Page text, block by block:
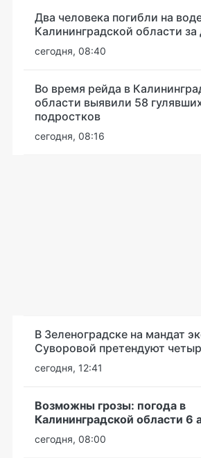
Два человека погибли на
Калининградской области за
сегодня, 08:40
Во время рейда в
области выявили 58
подростков
сегодня, 08:16
В Зеленоградске на мандат
Суворовой претендуют
сегодня, 12:41
Возможны грозы: погода в
Калининградской области 6
сегодня, 08:00